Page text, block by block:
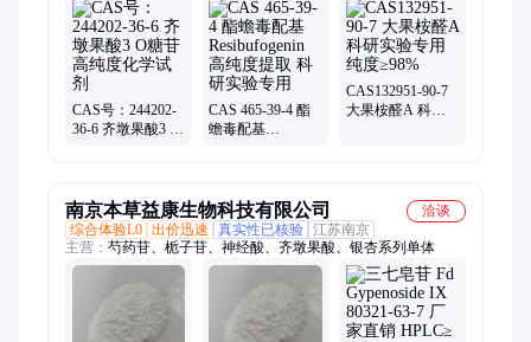
CAS号：244202-
36-6 齐墩果酸3 O
CAS 465-39-4 酯
蟾毒配基
CAS132951-90-7
大果桉醛A 科研
南京本草益康生物科技有限公司
洽谈
综合体验L0 出价迅速 真实性已核验 江苏南京
主营： 芍药苷、栀子苷、神经酸、齐墩果酸、银杏系列单体